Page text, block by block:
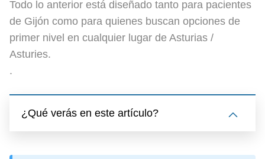
Todo lo anterior está diseñado tanto para pacientes
de Gijón como para quienes buscan opciones de
primer nivel en cualquier lugar de Asturias /
Asturies.
.
¿Qué verás en este artículo?